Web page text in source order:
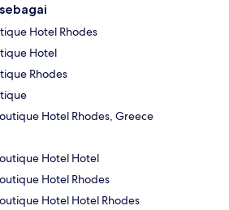
Hotel Rhodes
Hotel
Rhodes
Hotel Rhodes, Greece
Hotel Hotel
Hotel Rhodes
Hotel Hotel Rhodes